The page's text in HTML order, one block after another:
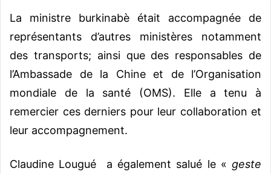
La ministre burkinabè était accompagnée de
représentants d’autres ministères notamment
des transports; ainsi que des responsables de
l’Ambassade de la Chine et de l’Organisation
mondiale de la santé (OMS). Elle a tenu à
remercier ces derniers pour leur collaboration et
leur accompagnement.
Claudine Lougué a également salué le « geste